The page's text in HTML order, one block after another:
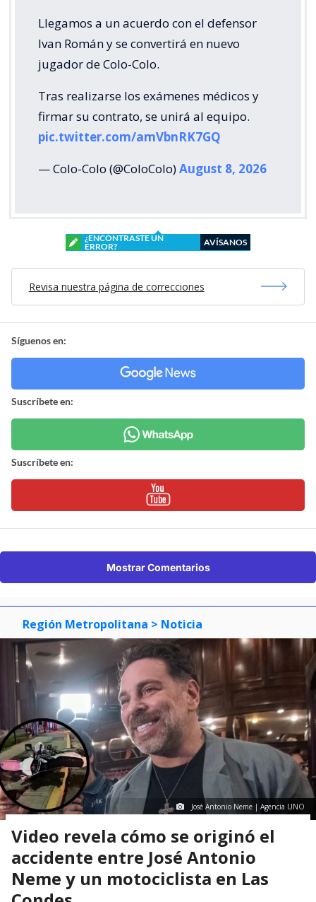
Llegamos a un acuerdo con el defensor
Ivan Román y se convertirá en nuevo
jugador de Colo-Colo.
Tras realizarse los exámenes médicos y
firmar su contrato, se unirá al equipo.
pic.twitter.com/amVbnRK7GQ
— Colo-Colo (@ColoColo)August 8, 2026
¿ENCONTRASTE UN
ERROR?
AVÍSANOS
Revisa nuestra página de correcciones
Síguenos en:
Suscríbete en:
Suscríbete en:
Mostrar Comentarios
Región Metropolitana > Noticia
José Antonio Neme | Agencia UNO
Video revela cómo se originó el
accidente entre José Antonio
Neme y un motociclista en Las